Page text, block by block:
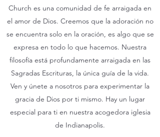
Church es una comunidad de fe arraigada en
el amor de Dios. Creemos que la adoración no
se encuentra solo en la oración, es algo que se
expresa en todo lo que hacemos. Nuestra
filosofía está profundamente arraigada en las
Sagradas Escrituras, la única guía de la vida.
Ven y únete a nosotros para experimentar la
gracia de Dios por ti mismo. Hay un lugar
especial para ti en nuestra acogedora iglesia
de Indianapolis.